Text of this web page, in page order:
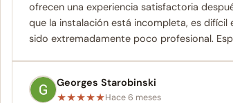
ofrecen una experiencia satisfactoria
que la instalación está incompleta, es difícil
sido extremadamente poco profesional.
Georges Starobinski
★★★★★Hace 6 meses